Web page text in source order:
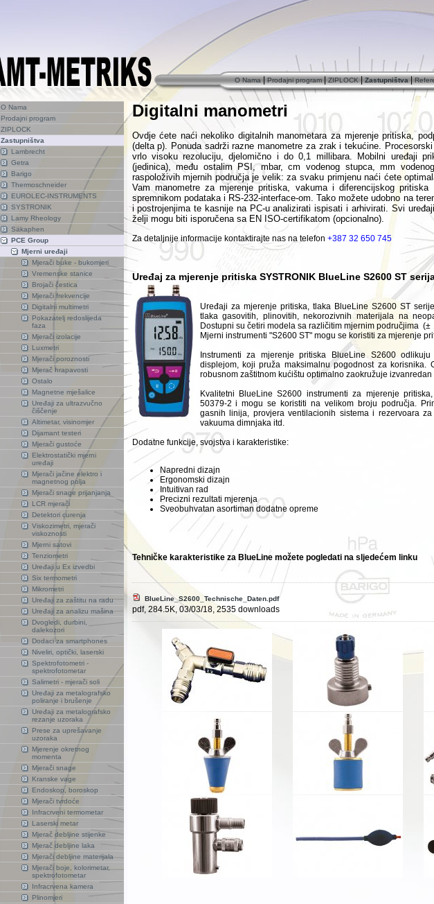
O Nama|Prodajni program|ZIPLOCK|Zastupništva|
O Nama
Prodajni program
ZIPLOCK
Zastupništva
Lambrecht
Getra
Barigo
Thermoschneider
EUROLEC-INSTRUMENTS
SYSTRONIK
Lamy Rheology
Säkaphen
PCE Group
Mjerni uređaji
Mjerači buke - bukomjeri
Vremenske stanice
Brojači čestica
Mjerači frekvencije
Digitalni multimetri
Pokazatelj redoslijeda
faza
Mjerači izolacije
Luxmetri
Mjerači poroznosti
Mjerač hrapavosti
Ostalo
Magnetne mješalice
Uređaji za ultrazvučno
čiščenje
Altimetar, visinomjer
Dijamant testeri
Mjerači gustoće
Elektrostatički mjerni
uređaji
Mjerači jačine elektro i
magnetnog polja
Mjerači snage prijanjanja
LCR mjerači
Detektori curenja
Viskozimetri, mjerači
viskoznosti
Mjerni satovi
Tenziometri
Uređaji u Ex izvedbi
Six termometri
Mikrometri
Uređaji za zaštitu na radu
Uređaji za analizu mašina
Dvogledi, durbini,
dalekozori
Dodaci za smartphones
Niveliri, optički, laserski
Spektrofotometri -
spektrofotometar
Salimetri - mjerači soli
Uređaji za metalografsko
poliranje i brušenje
Uređaji za metalografsko
rezanje uzoraka
Prese za uprešavanje
uzoraka
Mjerenje okretnog
momenta
Mjerači snage
Kranske vage
Endoskop, boroskop
Mjerači tvrdoće
Infracrveni termometar
Laserski metar
Mjerač debljine stijenke
Mjerač debljine laka
Mjerači debljine materijala
Mjerači boje, kolorimetar,
spektrofotometar
Infracrvena kamera
Plinomjeri
Digitalni manometri
Ovdje ćete naći nekoliko digitalnih manometara za mjerenje pritiska,
(delta p). Ponuda sadrži razne manometre za zrak i tekućine.
vrlo visoku rezoluciju, djelomično i do 0,1 millibara. Mobilni uređaji
(jedinica), među ostalim PSI, mbar, cm vodenog stupca, mm
raspoloživih mjernih područja je velik: za svaku primjenu naći ćete
Vam manometre za mjerenje pritiska, vakuma i diferencijskog
spremnikom podataka i RS-232-interface-om. Tako možete udobno na
i postrojenjima te kasnije na PC-u analizirati ispisati i arhivirati. Svi
želji mogu biti isporučena sa EN ISO-certifikatom (opcionalno).
Za detaljnije informacije kontaktirajte nas na telefon +387 32 650 745
Uređaj za mjerenje pritiska SYSTRONIK BlueLine S2600 ST
Uređaji za mjerenje pritiska, tlaka BlueLine S2600 ST
tlaka gasovitih, plinovitih, nekorozivnih materijala na
Dostupni su četiri modela sa različitim mjernim područjima (±
Mjerni instrumenti "S2600 ST" mogu se koristiti za mjerenje
Instrumenti za mjerenje pritiska BlueLine S2600
displejom, koji pruža maksimalnu pogodnost za korisnika.
robusnom zaštitnom kućištu optimalno zaokružuje izvanredan
Kvalitetni BlueLine S2600 instrumenti za mjerenje
50379-2 i mogu se koristiti na velikom broju područja.
gasnih linija, provjera ventilacionih sistema i rezervoara
vakuuma dimnjaka itd.
Dodatne funkcije, svojstva i karakteristike:
Napredni dizajn
Ergonomski dizajn
Intuitivan rad
Precizni rezultati mjerenja
Sveobuhvatan asortiman dodatne opreme
Tehničke karakteristike za BlueLine možete pogledati na sljedećem linku
BlueLine_S2600_Technische_Daten.pdf
pdf, 284.5K, 03/03/18, 2535 downloads